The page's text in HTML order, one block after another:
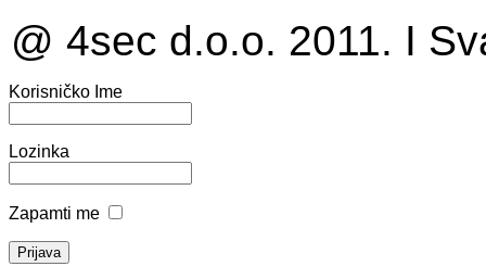
@ 4sec d.o.o. 2011. I
Korisničko Ime
Lozinka
Zapamti me